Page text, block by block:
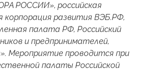
РОССИИ», российская
корпорация развития ВЭБ.РФ,
палата РФ, Российский
и предпринимателей,
Мероприятие проводится при
палаты Российской